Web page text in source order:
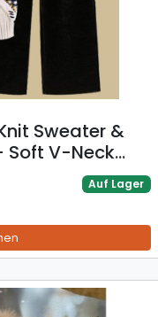
Sweater &
Soft V-Neck
Leg Bottoms
Auf Lager